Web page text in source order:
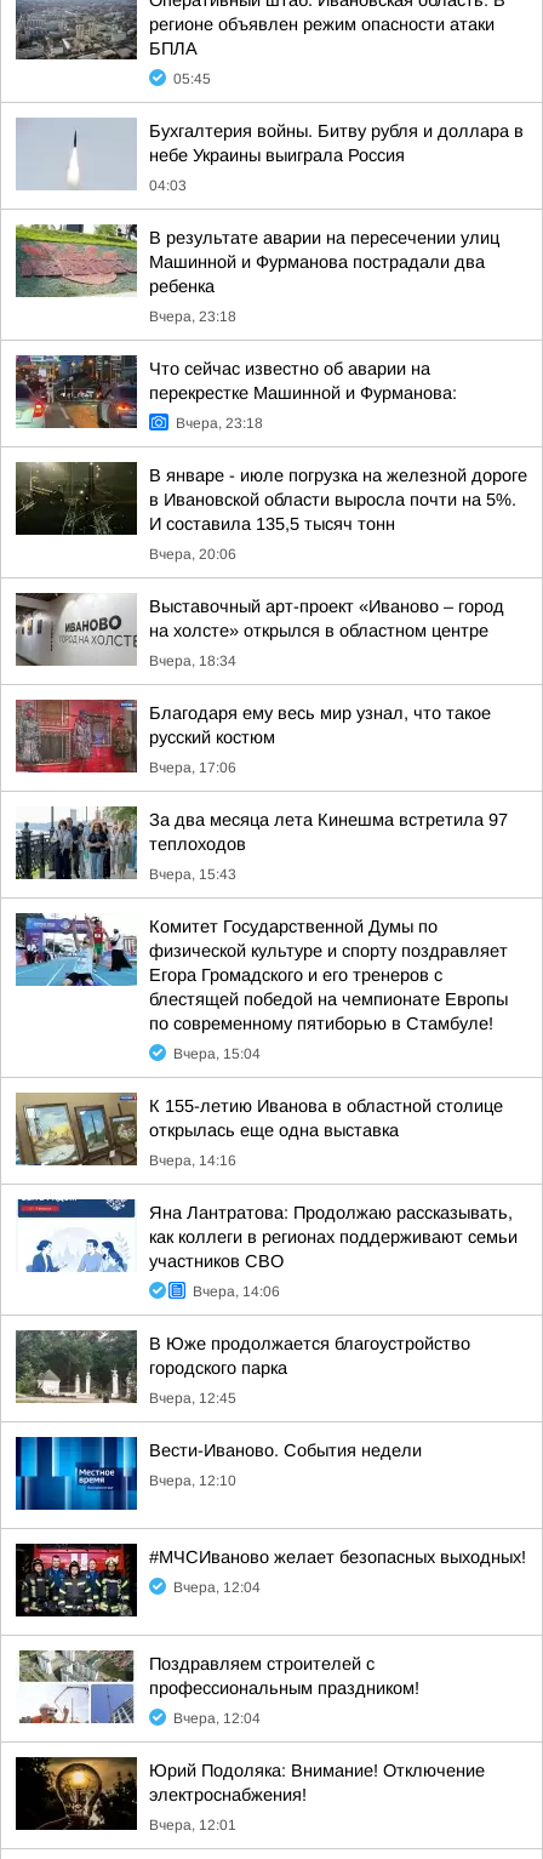
регионе объявлен режим опасности атаки
БПЛА
05:45
Бухгалтерия войны. Битву рубля и доллара в
небе Украины выиграла Россия
04:03
В результате аварии на пересечении улиц
Машинной и Фурманова пострадали два
ребенка
Вчера, 23:18
Что сейчас известно об аварии на
перекрестке Машинной и Фурманова:
Вчера, 23:18
В январе - июле погрузка на железной дороге
в Ивановской области выросла почти на 5%.
И составила 135,5 тысяч тонн
Вчера, 20:06
Выставочный арт-проект «Иваново – город
на холсте» открылся в областном центре
Вчера, 18:34
Благодаря ему весь мир узнал, что такое
русский костюм
Вчера, 17:06
За два месяца лета Кинешма встретила 97
теплоходов
Вчера, 15:43
Комитет Государственной Думы по
физической культуре и спорту поздравляет
Егора Громадского и его тренеров с
блестящей победой на чемпионате Европы
по современному пятиборью в Стамбуле!
Вчера, 15:04
К 155-летию Иванова в областной столице
открылась еще одна выставка
Вчера, 14:16
Яна Лантратова: Продолжаю рассказывать,
как коллеги в регионах поддерживают семьи
участников СВО
Вчера, 14:06
В Юже продолжается благоустройство
городского парка
Вчера, 12:45
Вести-Иваново. События недели
Вчера, 12:10
#МЧСИваново желает безопасных выходных!
Вчера, 12:04
Поздравляем строителей с
профессиональным праздником!
Вчера, 12:04
Юрий Подоляка: Внимание! Отключение
электроснабжения!
Вчера, 12:01